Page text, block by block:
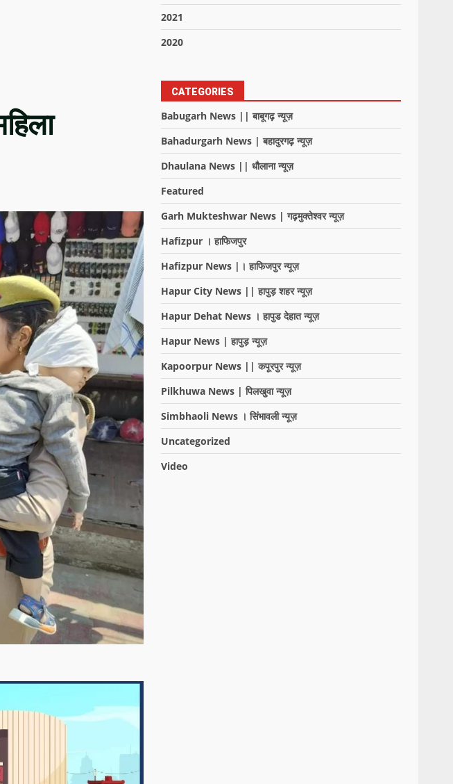
2021
2020
CATEGORIES
Babugarh News || बाबूगढ़ न्यूज़
Bahadurgarh News | बहादुरगढ़ न्यूज़
Dhaulana News || धौलाना न्यूज़
Featured
Garh Mukteshwar News | गढ़मुक्तेश्वर न्यूज़
Hafizpur । हाफिजपुर
Hafizpur News |। हाफिजपुर न्यूज़
Hapur City News || हापुड़ शहर न्यूज़
Hapur Dehat News । हापुड देहात न्यूज़
Hapur News | हापुड़ न्यूज़
Kapoorpur News || कपूरपुर न्यूज़
Pilkhuwa News | पिलखुवा न्यूज़
Simbhaoli News । सिंभावली न्यूज़
Uncategorized
Video